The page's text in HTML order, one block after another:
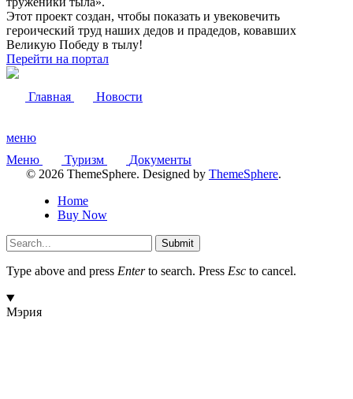
Этот проект создан, чтобы показать и увековечить
героический труд наших дедов и прадедов, ковавших
Великую Победу в тылу!
Перейти на портал
Главная Новости
меню
Меню
Туризм
Документы
© 2026 ThemeSphere. Designed by ThemeSphere.
Home
Buy Now
Submit
Type above and press Enterto search. Press Esc to cancel.
Мэрия